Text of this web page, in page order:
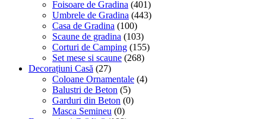
Foisoare de Gradina (401)
Umbrele de Gradina (443)
Casa de Gradina (100)
Scaune de gradina (103)
Corturi de Camping (155)
Set mese si scaune (268)
Decorațiuni Casă (27)
Coloane Ornamentale (4)
Balustri de Beton (5)
Garduri din Beton (0)
Masca Semineu (0)